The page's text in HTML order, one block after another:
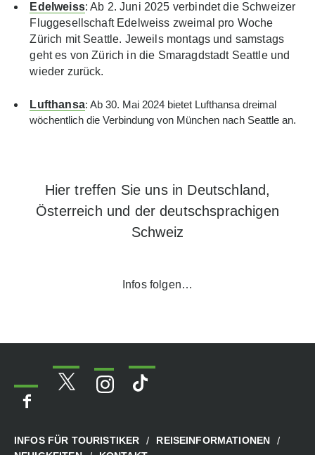
Edelweiss: Ab 2. Juni 2025 verbindet die Schweizer
Fluggesellschaft Edelweiss zweimal pro Woche
Zürich mit Seattle. Jeweils montags und samstags
geht es von Zürich in die Smaragdstadt Seattle und
wieder zurück.
Lufthansa: Ab 30. Mai 2024 bietet Lufthansa dreimal
wöchentlich die Verbindung von München nach Seattle an.
Hier treffen Sie uns in Deutschland,
Österreich und der deutschsprachigen
Schweiz
Infos folgen…
INFOS FÜR TOURISTIKER
REISEINFORMATIONEN